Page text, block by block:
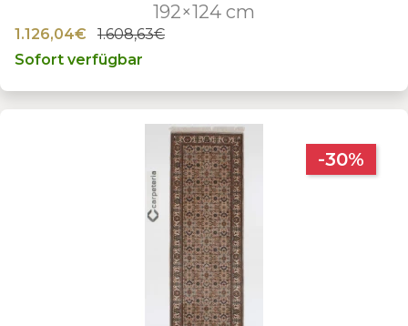
192×124 cm
1.126,04€
1.608,63€
Sofort verfügbar
-30%